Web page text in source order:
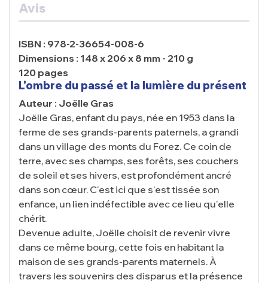
Avis
ISBN : 978-2-36654-008-6
Dimensions : 148 x 206 x 8 mm - 210 g
120 pages
L'ombre du passé et la lumière du présent
Auteur : Joëlle Gras
Joëlle Gras, enfant du pays, née en 1953 dans la
ferme de ses grands-parents paternels, a grandi
dans un village des monts du Forez. Ce coin de
terre, avec ses champs, ses forêts, ses couchers
de soleil et ses hivers, est profondément ancré
dans son cœur. C'est ici que s'est tissée son
enfance, un lien indéfectible avec ce lieu qu'elle
chérit.
Devenue adulte, Joëlle choisit de revenir vivre
dans ce même bourg, cette fois en habitant la
maison de ses grands-parents maternels. À
travers les souvenirs des disparus et la présence